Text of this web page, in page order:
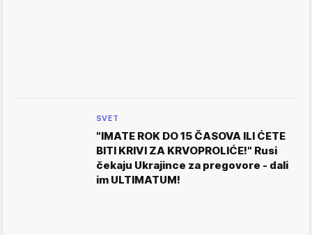
SVET
"IMATE ROK DO 15 ČASOVA ILI ĆETE
BITI KRIVI ZA KRVOPROLIĆE!" Rusi
čekaju Ukrajince za pregovore - dali
im ULTIMATUM!